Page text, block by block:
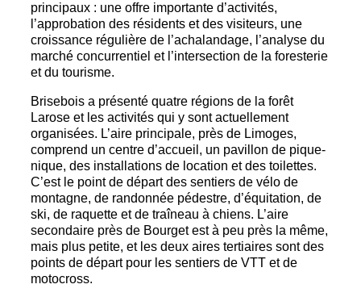
principaux : une offre importante d’activités,
l’approbation des résidents et des visiteurs, une
croissance régulière de l’achalandage, l’analyse du
marché concurrentiel et l’intersection de la foresterie
et du tourisme.
Brisebois a présenté quatre régions de la forêt
Larose et les activités qui y sont actuellement
organisées. L’aire principale, près de Limoges,
comprend un centre d’accueil, un pavillon de pique-
nique, des installations de location et des toilettes.
C’est le point de départ des sentiers de vélo de
montagne, de randonnée pédestre, d’équitation, de
ski, de raquette et de traîneau à chiens. L’aire
secondaire près de Bourget est à peu près la même,
mais plus petite, et les deux aires tertiaires sont des
points de départ pour les sentiers de VTT et de
motocross.